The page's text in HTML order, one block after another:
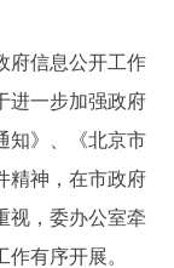
我要建议
图说互动
信息公开工作
进一步加强政府
知》、《北京市
精神，在市政府
视，委办公室牵
有序开展。